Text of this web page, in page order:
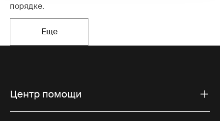
порядке.
Еще
Открывается в новой вкладке
Центр помощи